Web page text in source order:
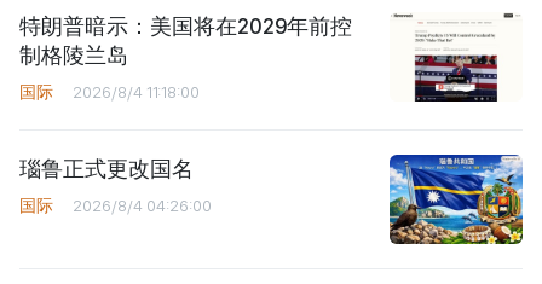
特朗普暗示：美国将在2029年前控
制格陵兰岛
国际 2026/8/4 11:18:00
瑙鲁正式更改国名
国际 2026/8/4 04:26:00